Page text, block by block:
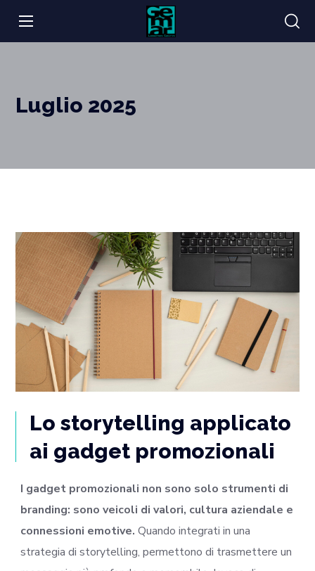
Luglio 2025
Lo storytelling applicato
ai gadget promozionali
I gadget promozionali non sono solo strumenti di
branding: sono veicoli di valori, cultura aziendale e
connessioni emotive. Quando integrati in una
strategia di storytelling, permettono di trasmettere un